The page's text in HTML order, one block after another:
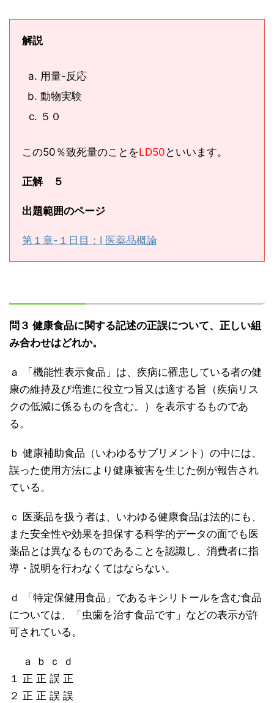
解説
用量-反応
動物実験
５０
この50％致死量のことをLD50 といいます。
正解 ５
出題範囲のページ
第１章-１日目：Ⅰ 医薬品概論
問３ 健康食品に関する記述の正誤について、正しい組
み合わせはどれか。
ａ 「機能性表示食品」は、疾病に罹患している者の健
康の維持及び増進に役立つ旨又は適する旨（疾病リス
クの低減に係るものを含む。）を表示するものであ
る。
ｂ 健康補助食品（いわゆるサプリメント）の中には、
誤った使用方法により健康被害を生じた例が報告され
ている。
ｃ 医薬品を扱う者は、いわゆる健康食品は法的にも、
また安全性や効果を担保する科学的データの面でも医
薬品とは異なるものであることを認識し、消費者に指
導・説明を行わなくてはならない。
ｄ 「特定保健用食品」であるキシリトールを含む食品
については、「虫歯を治す食品です」などの表示が許
可されている。
ａ ｂ ｃ ｄ
１ 正 正 誤 正
２ 正 正 誤 誤